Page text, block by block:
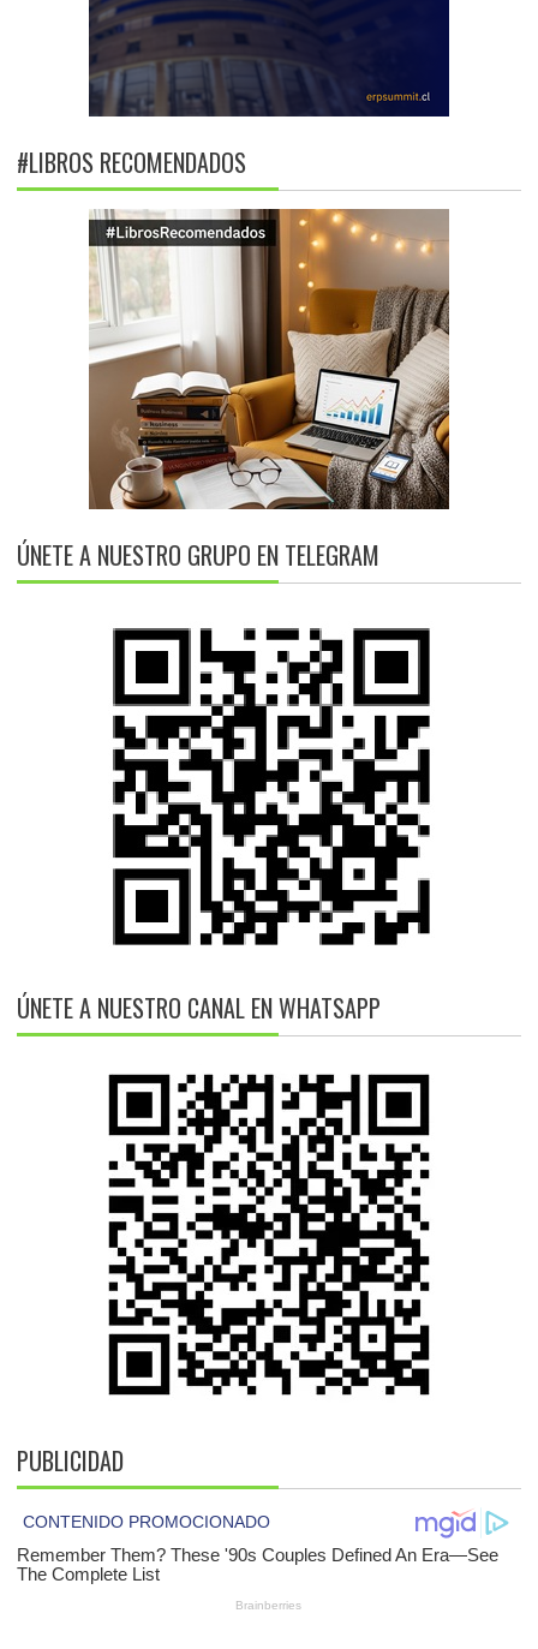
#LIBROS RECOMENDADOS
ÚNETE A NUESTRO GRUPO EN TELEGRAM
ÚNETE A NUESTRO CANAL EN WHATSAPP
PUBLICIDAD